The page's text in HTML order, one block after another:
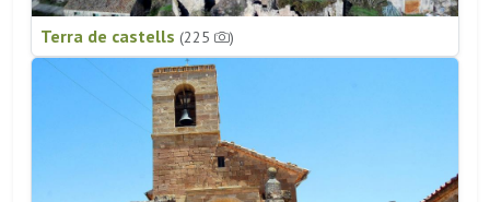
Terra de castells (225 )